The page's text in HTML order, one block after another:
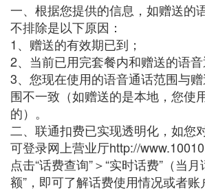
一、根据您提供的信息，如赠送的
不排除是以下原因：
1、赠送的有效期已到；
2、当前已用完套餐内和赠送的语音
3、您现在使用的语音通话范围与
围不一致（如赠送的是本地，您使
的）。
二、联通扣费已实现透明化，如您
可登录网上营业厅http://
点击“话费查询”＞“实时话费”（当
额”，即可了解话费使用情况或者账